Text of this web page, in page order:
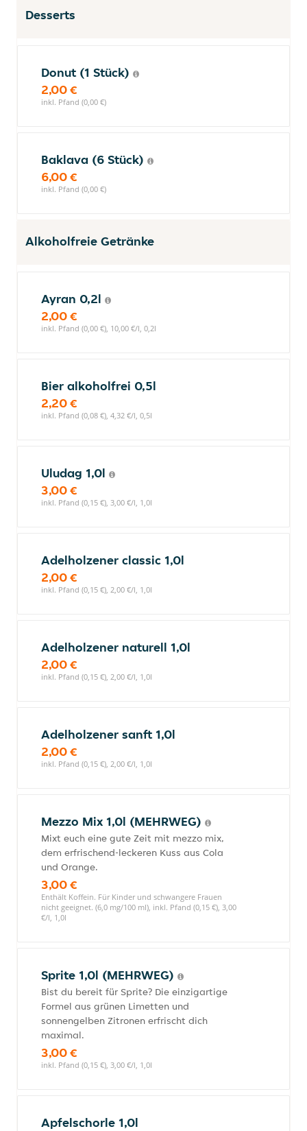
Desserts
Donut (1 Stück)
2,00 €
inkl. Pfand (0,00 €)
Baklava (6 Stück)
6,00 €
inkl. Pfand (0,00 €)
Alkoholfreie Getränke
Ayran 0,2l
2,00 €
inkl. Pfand (0,00 €), 10,00 €/l, 0,2l
Bier alkoholfrei 0,5l
2,20 €
inkl. Pfand (0,08 €), 4,32 €/l, 0,5l
Uludag 1,0l
3,00 €
inkl. Pfand (0,15 €), 3,00 €/l, 1,0l
Adelholzener classic 1,0l
2,00 €
inkl. Pfand (0,15 €), 2,00 €/l, 1,0l
Adelholzener naturell 1,0l
2,00 €
inkl. Pfand (0,15 €), 2,00 €/l, 1,0l
Adelholzener sanft 1,0l
2,00 €
inkl. Pfand (0,15 €), 2,00 €/l, 1,0l
Mezzo Mix 1,0l (MEHRWEG)
Mixt euch eine gute Zeit mit mezzo mix,
dem erfrischend-leckeren Kuss aus Cola
und Orange.
3,00 €
Enthält Koffein. Für Kinder und schwangere Frauen
nicht geeignet. (6,0 mg/100 ml), inkl. Pfand (0,15 €), 3,00
€/l, 1,0l
Sprite 1,0l (MEHRWEG)
Bist du bereit für Sprite? Die einzigartige
Formel aus grünen Limetten und
sonnengelben Zitronen erfrischt dich
maximal.
3,00 €
inkl. Pfand (0,15 €), 3,00 €/l, 1,0l
Apfelschorle 1,0l